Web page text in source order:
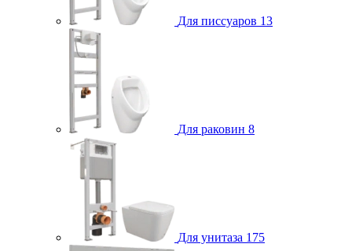
Для писсуаров 13
Для раковин 8
Для унитаза 175